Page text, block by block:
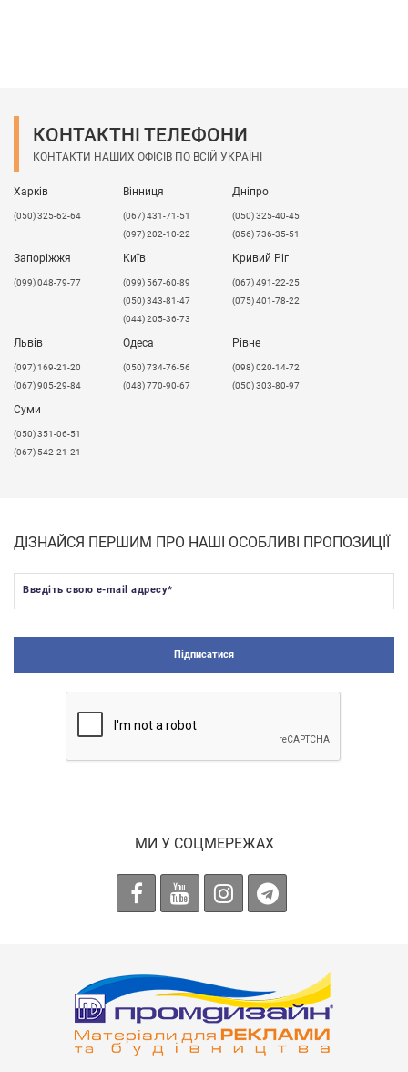
КОНТАКТНІ ТЕЛЕФОНИ
КОНТАКТИ НАШИХ ОФІСІВ ПО ВСІЙ УКРАЇНІ
Харків
(050) 325-62-64
Вінниця
(067) 431-71-51
(097) 202-10-22
Дніпро
(050) 325-40-45
(056) 736-35-51
Запоріжжя
(099) 048-79-77
Київ
(099) 567-60-89
(050) 343-81-47
(044) 205-36-73
Кривий Ріг
(067) 491-22-25
(075) 401-78-22
Львів
​(097) 169-21-20
(067) 905-29-84
Одеса
(050) 734-76-56
(048) 770-90-67
Рівне
(098) 020-14-72
(050) 303-80-97
Суми
(050) 351-06-51
(067) 542-21-21
ДІЗНАЙСЯ ПЕРШИМ ПРО НАШІ ОСОБЛИВІ ПРОПОЗИЦІЇ
Введіть свою e-mail адресу*
Підписатися
МИ У СОЦМЕРЕЖАХ